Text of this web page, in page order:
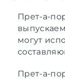
Прет-а-
могут
Прет-а-